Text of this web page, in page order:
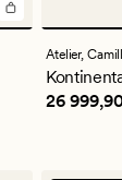
Atelier,
Pris 26
26